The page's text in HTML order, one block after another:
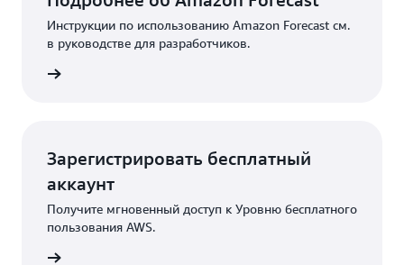
Инструкции по использованию Amazon Forecast см.
в руководстве для разработчиков.
Зарегистрировать бесплатный
аккаунт
Получите мгновенный доступ к Уровню бесплатного
пользования AWS.